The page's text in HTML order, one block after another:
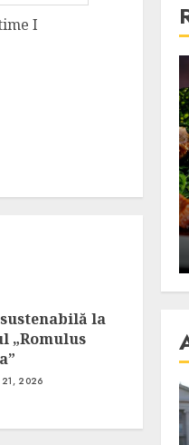
I
la
„Romulus
21, 2026
e vedeta